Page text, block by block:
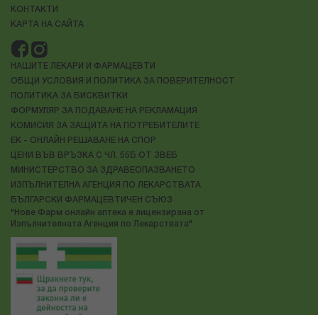
КОНТАКТИ
КАРТА НА САЙТА
НАШИТЕ ЛЕКАРИ И ФАРМАЦЕВТИ
ОБЩИ УСЛОВИЯ И ПОЛИТИКА ЗА ПОВЕРИТЕЛНОСТ
ПОЛИТИКА ЗА БИСКВИТКИ
ФОРМУЛЯР ЗА ПОДАВАНЕ НА РЕКЛАМАЦИЯ
КОМИСИЯ ЗА ЗАЩИТА НА ПОТРЕБИТЕЛИТЕ
ЕК - ОНЛАЙН РЕШАВАНЕ НА СПОР
ЦЕНИ ВЪВ ВРЪЗКА С ЧЛ. 55Б ОТ ЗВЕБ
МИНИСТЕРСТВО ЗА ЗДРАВЕОПАЗВАНЕТО
ИЗПЪЛНИТЕЛНА АГЕНЦИЯ ПО ЛЕКАРСТВАТА
БЪЛГАРСКИ ФАРМАЦЕВТИЧЕН СЪЮЗ
"Нове Фарм онлайн аптека е лицензирана от
Изпълнителната Агенция по Лекарствата"